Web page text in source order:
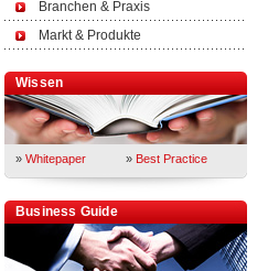
Branchen & Praxis
Markt & Produkte
Wissen
» Whitepaper » Best Practice
Business Guide